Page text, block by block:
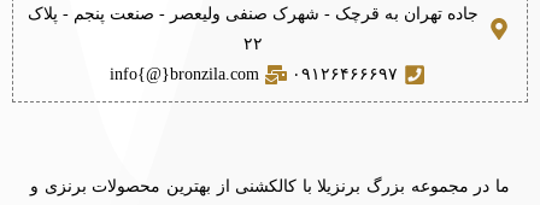
جاده تهران به قرچک - شهرک صنفی ولیعصر - صنعت پنجم - پلاک
۲۲
۰۹۱۲۶۴۶۶۶۹۷
info{@}bronzila.com
ما در مجموعه بزرگ برنزیلا با کالکشنی از بهترین محصولات برنزی و